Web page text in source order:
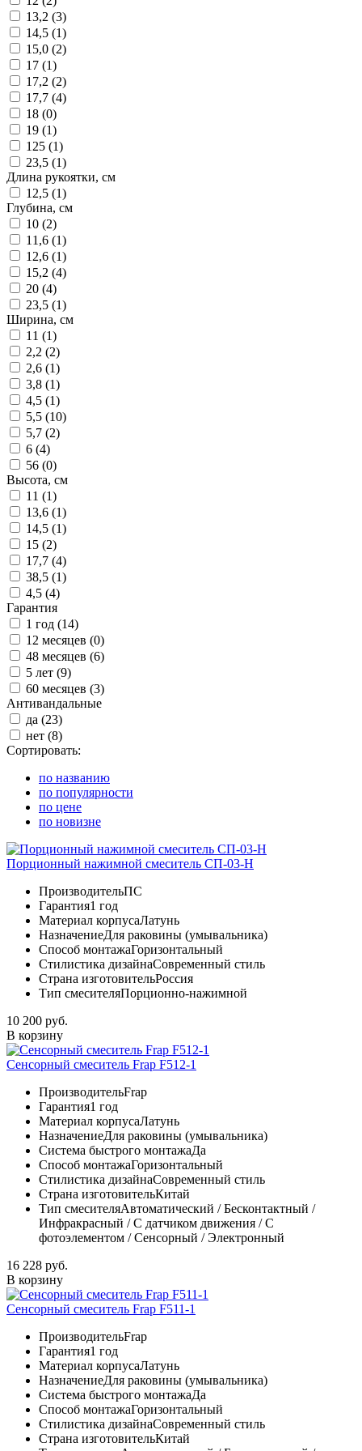
13,2 (3)
14,5 (1)
15,0 (2)
17 (1)
17,2 (2)
17,7 (4)
18 (0)
19 (1)
125 (1)
23,5 (1)
Длина рукоятки, см
12,5 (1)
Глубина, см
10 (2)
11,6 (1)
12,6 (1)
15,2 (4)
20 (4)
23,5 (1)
Ширина, см
11 (1)
2,2 (2)
2,6 (1)
3,8 (1)
4,5 (1)
5,5 (10)
5,7 (2)
6 (4)
56 (0)
Высота, см
11 (1)
13,6 (1)
14,5 (1)
15 (2)
17,7 (4)
38,5 (1)
4,5 (4)
Гарантия
1 год (14)
12 месяцев (0)
48 месяцев (6)
5 лет (9)
60 месяцев (3)
Антивандальные
да (23)
нет (8)
Сортировать:
по названию
по популярности
по цене
по новизне
Порционный нажимной смеситель СП-03-Н
ПроизводительПС
Гарантия1 год
Материал корпусаЛатунь
НазначениеДля раковины (умывальника)
Способ монтажаГоризонтальный
Стилистика дизайнаСовременный стиль
Страна изготовительРоссия
Тип смесителяПорционно-нажимной
10 200 руб.
В корзину
Сенсорный смеситель Frap F512-1
ПроизводительFrap
Гарантия1 год
Материал корпусаЛатунь
НазначениеДля раковины (умывальника)
Система быстрого монтажаДа
Способ монтажаГоризонтальный
Стилистика дизайнаСовременный стиль
Страна изготовительКитай
Тип смесителяАвтоматический / Бесконтактный /
Инфракрасный / С датчиком движения / С
фотоэлементом / Сенсорный / Электронный
16 228 руб.
В корзину
Сенсорный смеситель Frap F511-1
ПроизводительFrap
Гарантия1 год
Материал корпусаЛатунь
НазначениеДля раковины (умывальника)
Система быстрого монтажаДа
Способ монтажаГоризонтальный
Стилистика дизайнаСовременный стиль
Страна изготовительКитай